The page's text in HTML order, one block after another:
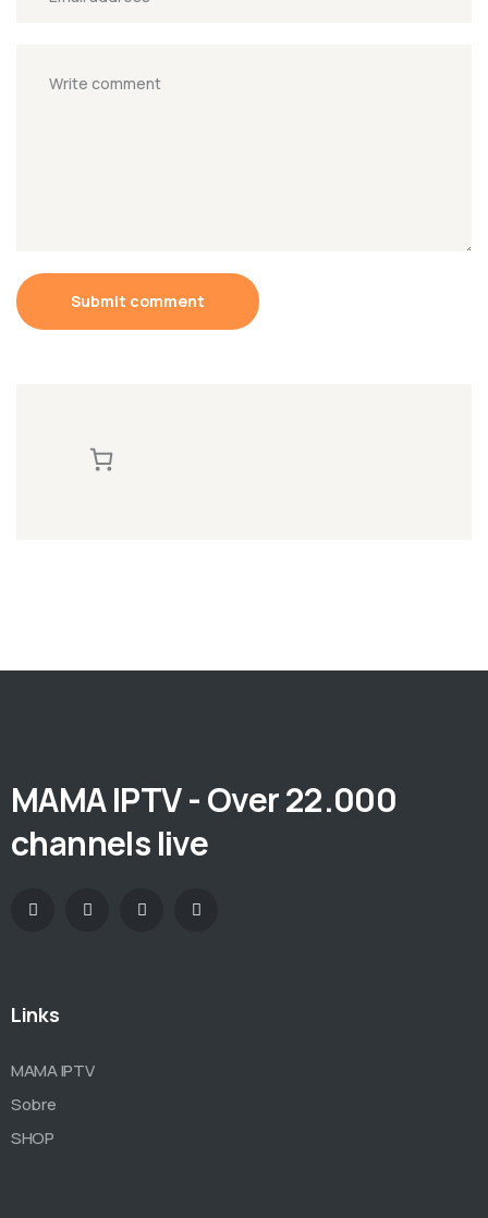
Submit comment
MAMA IPTV - Over 22.000
channels live
Links
MAMA IPTV
Sobre
SHOP